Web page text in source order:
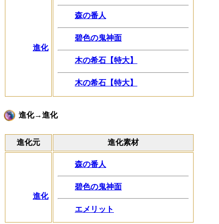
進化
森の番人
碧色の鬼神面
木の希石【特大】
木の希石【特大】
進化→進化
進化元 進化素材
進化
森の番人
碧色の鬼神面
エメリット